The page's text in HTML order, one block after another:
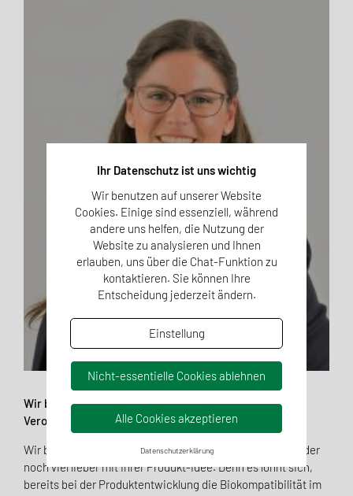
Wir bei TentaConsult begleiten Sie sicher durch das
Verordnungsdickicht der EN ISO 10993.
Wir befassen uns detailliert mit Ihrem Medizinprodukt, oder
noch viel lieber mit Ihrer Produkt-Idee. Denn es lohnt sich,
bereits bei der Produktentwicklung die Biokompatibilität im
Ihr Datenschutz ist uns wichtig
Wir benutzen auf unserer Website
Cookies. Einige sind essenziell, während
andere uns helfen, die Nutzung der
Website zu analysieren und Ihnen
erlauben, uns über die Chat-Funktion zu
kontaktieren. Sie können Ihre
Entscheidung jederzeit ändern.
Einstellung
Nicht-essentielle Cookies ablehnen
Alle Cookies akzeptieren
Datenschutzerklärung